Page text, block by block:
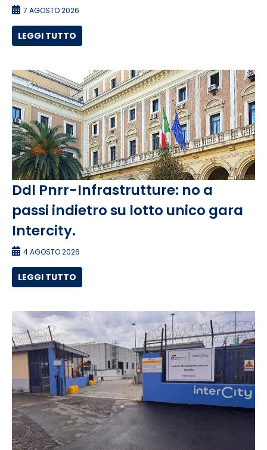
7 AGOSTO 2026
LEGGI TUTTO
Ddl Pnrr-Infrastrutture: no a
passi indietro su lotto unico gara
Intercity.
4 AGOSTO 2026
LEGGI TUTTO